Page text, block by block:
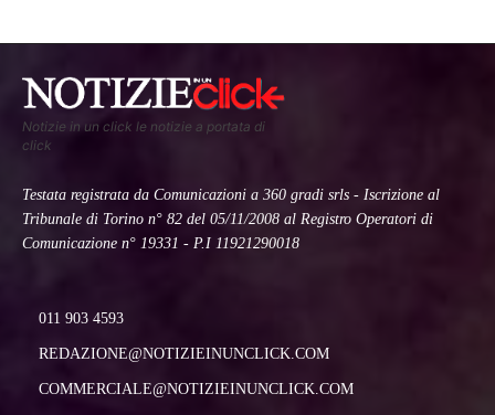
Notizie in un click le notizie a portata di
click
Testata registrata da Comunicazioni a 360 gradi srls - Iscrizione al
Tribunale di Torino n° 82 del 05/11/2008 al Registro Operatori di
Comunicazione n° 19331 - P.I 11921290018
011 903 4593
REDAZIONE@NOTIZIEINUNCLICK.COM
COMMERCIALE@NOTIZIEINUNCLICK.COM